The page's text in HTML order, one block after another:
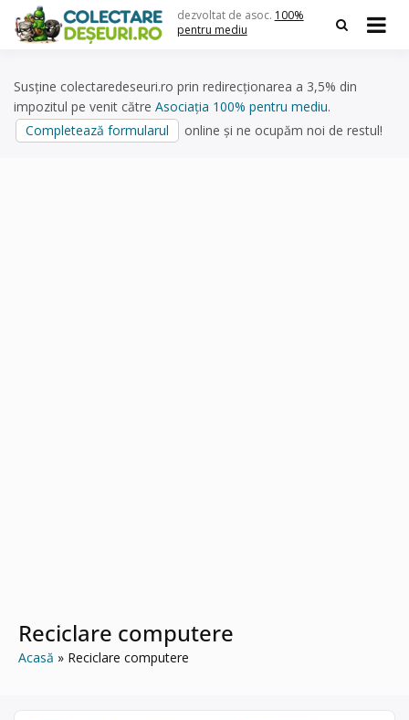
content
dezvoltat de asoc. 100%
pentru mediu
Susține colectaredeseuri.ro prin redirecționarea a 3,5% din
impozitul pe venit către Asociația 100% pentru mediu.
Completează formularul
online și ne ocupăm noi de restul!
Reciclare computere
Acasă Reciclare computere